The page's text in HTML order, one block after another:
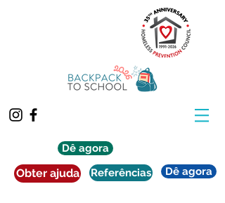
Dê agora
Obter ajuda Referências Dê agora